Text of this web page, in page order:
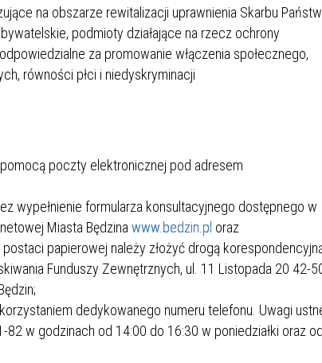
EDYCJA
NAGRODĘ
KOMISJI
ZA
DOKTORSKĄ Z
KATOWICE OTWIERAJĄ
CENTRUM ZARZĄDZANIA
RUCHEM
na obszarze rewitalizacji uprawnienia Skarbu
podmioty działające na rzecz ochrony
za promowanie włączenia społecznego,
równości płci i niedyskryminacji
poczty elektronicznej pod adresem
wypełnienie formularza konsultacyjnego dostępnego w
Miasta Będzina www.bedzin.pl oraz
papierowej należy złożyć drogą
Funduszy Zewnętrznych, ul. 11 Listopada 20 42-
dedykowanego numeru telefonu. Uwagi
w godzinach od 14:00 do 16:30 w poniedziałki oraz od